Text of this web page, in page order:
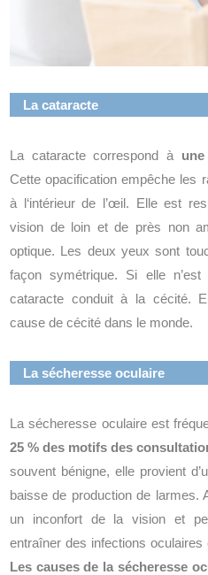
La cataracte
La cataracte correspond à
Cette opacification empêche les
à l‘intérieur de l’œil. Elle est
vision de loin et de près non
optique. Les deux yeux sont
façon symétrique. Si elle
cataracte conduit à la cécité.
cause de cécité dans le monde.
La sécheresse oculaire
La sécheresse oculaire est
25 % des motifs des
souvent bénigne, elle provient
baisse de production de larmes.
un inconfort de la vision et
entraîner des infections
Les causes de la sécheresse